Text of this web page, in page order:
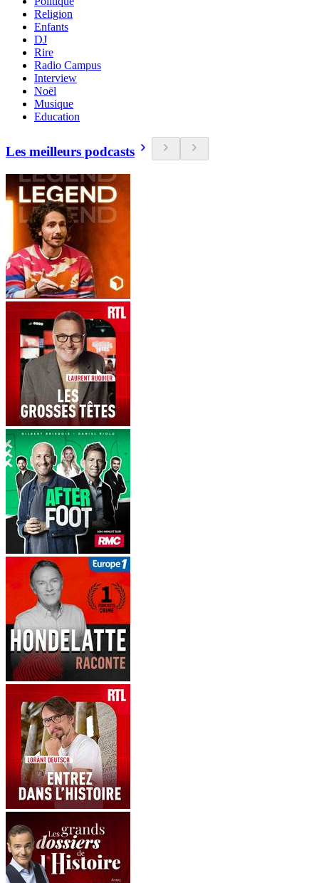
Religion
Enfants
DJ
Rire
Radio Campus
Interview
Noël
Musique
Education
Les meilleurs podcasts